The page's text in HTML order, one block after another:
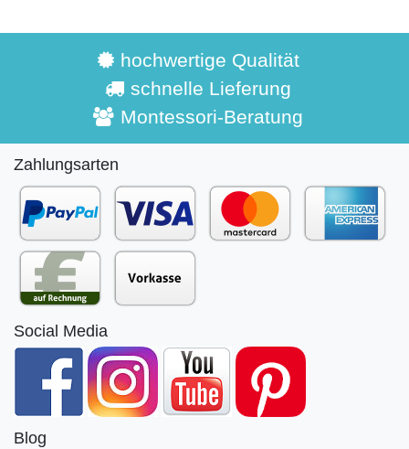
hochwertige Qualität
schnelle Lieferung
Montessori-Beratung
Zahlungsarten
Social Media
Blog